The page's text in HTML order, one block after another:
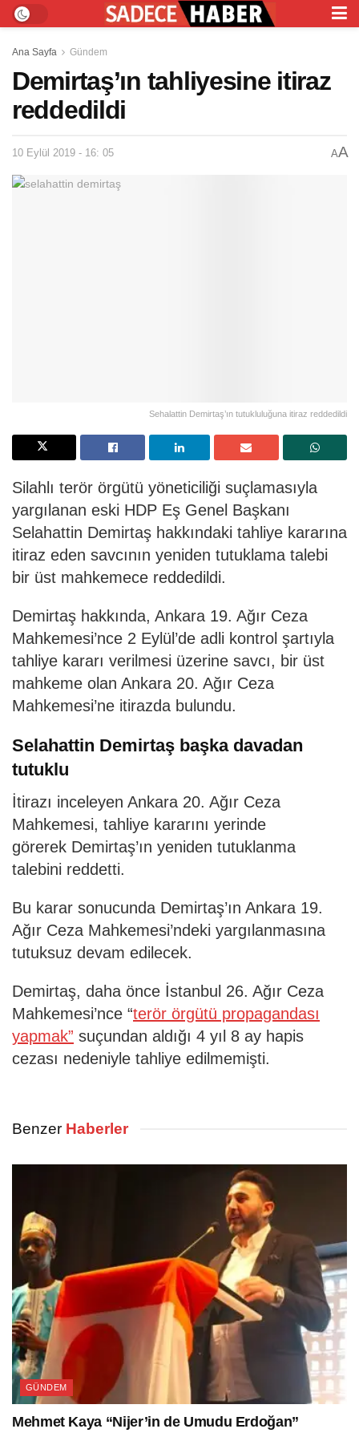
Ana Sayfa Gündem
Demirtaş’ın tahliyesine itiraz
reddedildi
10 Eylül 2019 - 16: 05 AA
Sehalattin Demirtaş’ın tutukluluğuna itiraz reddedildi
Silahlı terör örgütü yöneticiliği suçlamasıyla
yargılanan eski HDP Eş Genel Başkanı
Selahattin Demirtaş hakkındaki tahliye kararına
itiraz eden savcının yeniden tutuklama talebi
bir üst mahkemece reddedildi.
Demirtaş hakkında, Ankara 19. Ağır Ceza
Mahkemesi’nce 2 Eylül’de adli kontrol şartıyla
tahliye kararı verilmesi üzerine savcı, bir üst
mahkeme olan Ankara 20. Ağır Ceza
Mahkemesi’ne itirazda bulundu.
Selahattin Demirtaş başka davadan
tutuklu
İtirazı inceleyen Ankara 20. Ağır Ceza
Mahkemesi, tahliye kararını yerinde
görerek Demirtaş’ın yeniden tutuklanma
talebini reddetti.
Bu karar sonucunda Demirtaş’ın Ankara 19.
Ağır Ceza Mahkemesi’ndeki yargılanmasına
tutuksuz devam edilecek.
Demirtaş, daha önce İstanbul 26. Ağır Ceza
Mahkemesi’nce “terör örgütü propagandası
yapmak” suçundan aldığı 4 yıl 8 ay hapis
cezası nedeniyle tahliye edilmemişti.
Benzer Haberler
GÜNDEM
Mehmet Kaya “Nijer’in de Umudu Erdoğan”